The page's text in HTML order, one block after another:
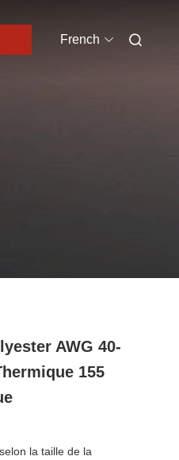
French
AWG 40-
155
la taille de la